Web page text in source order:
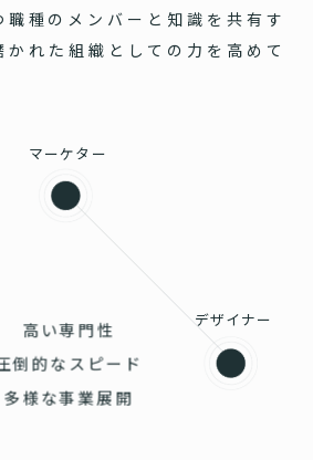
マーケター
デザイナー
高い専門性
倒的なスピード
多様な事業展開
職種のメンバーと知識を共有す
かれた組織としての力を高めて